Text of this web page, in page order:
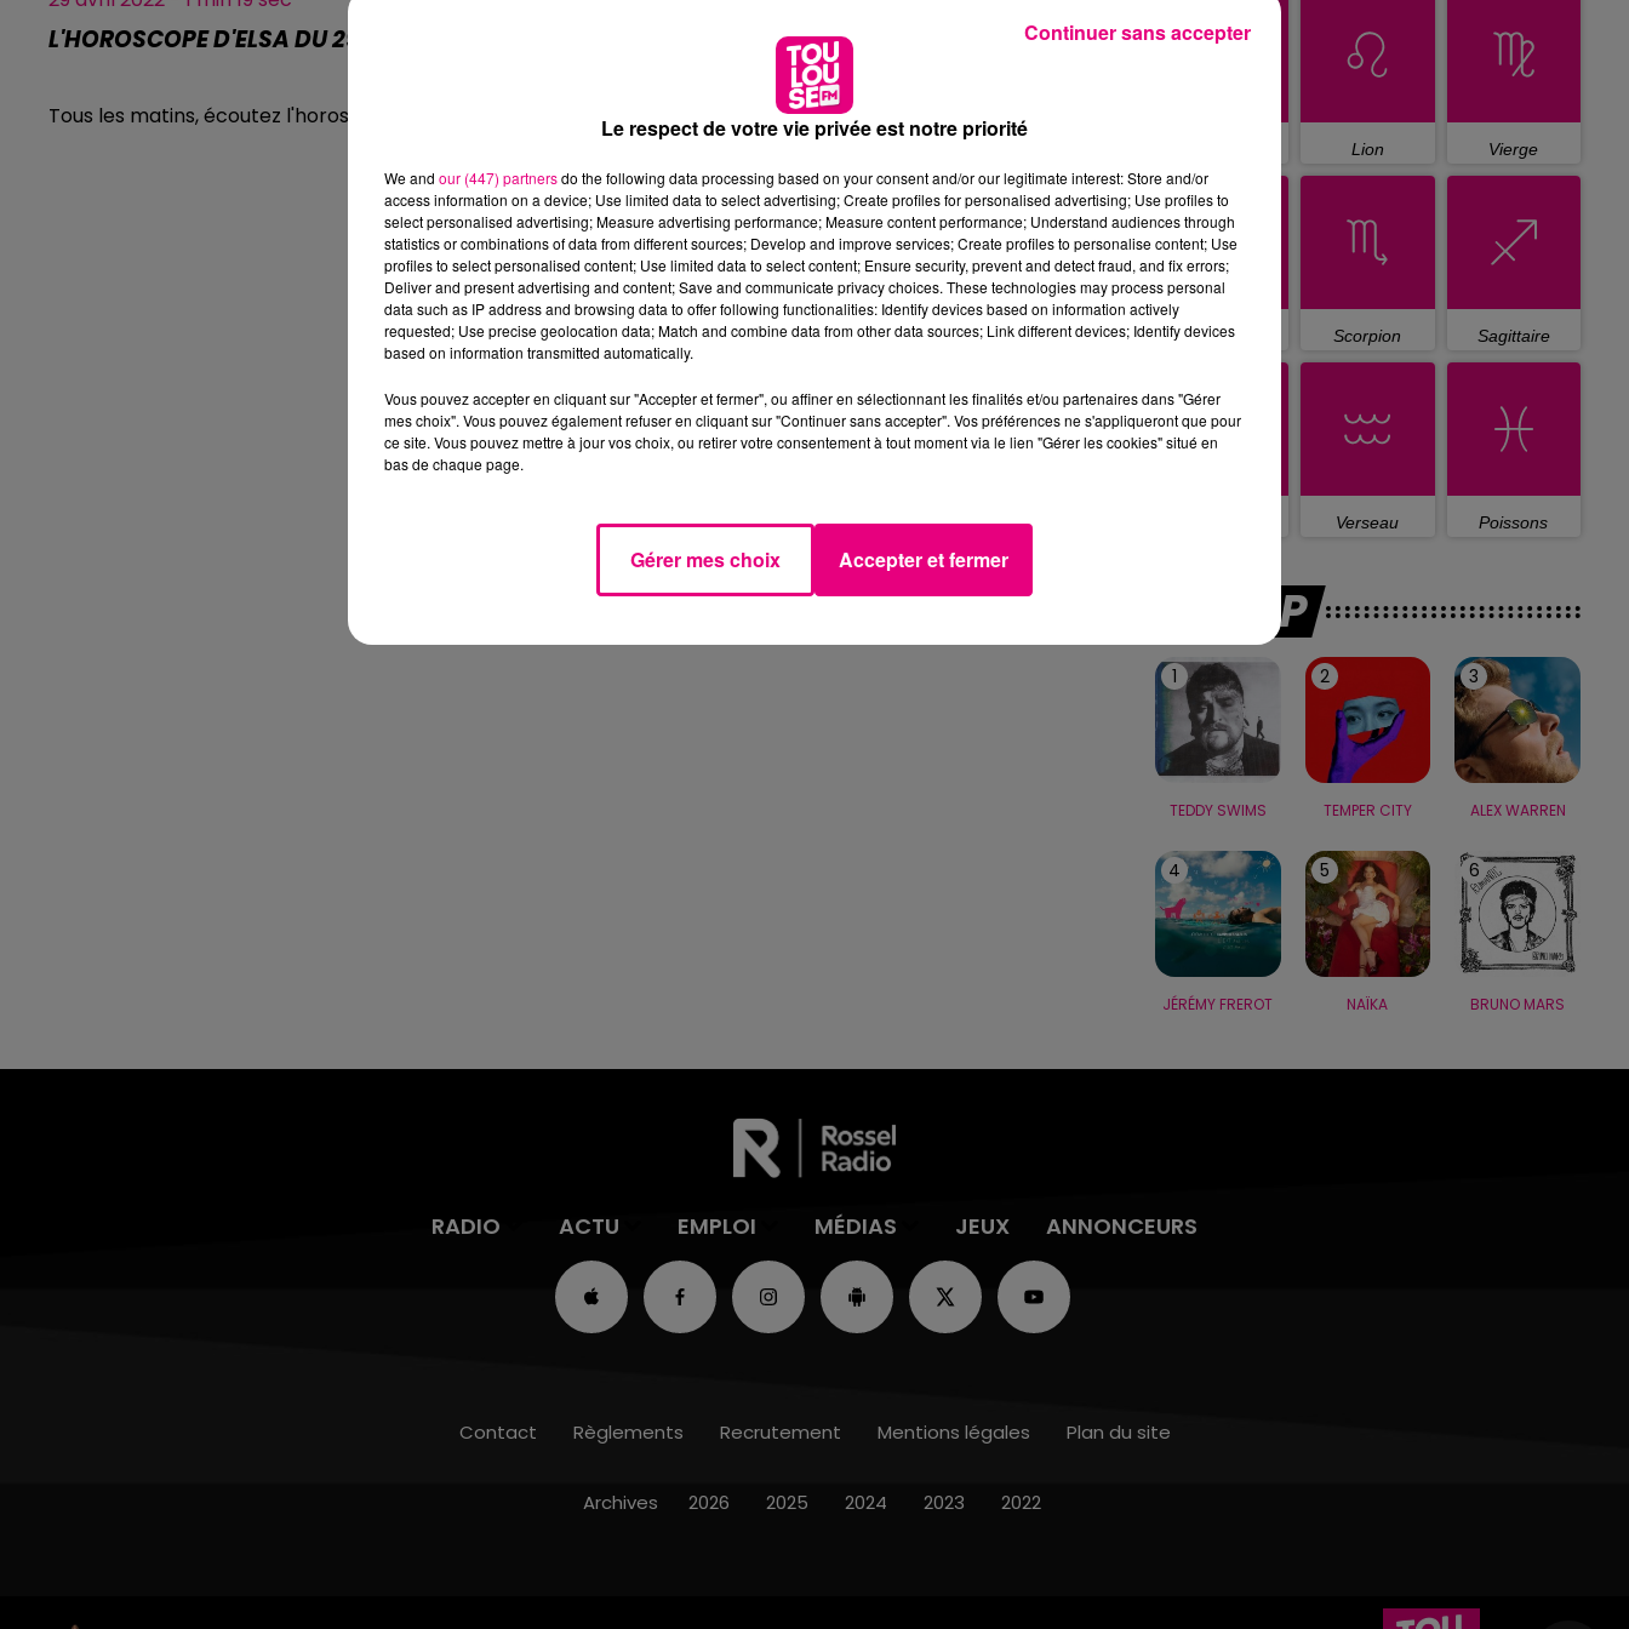
L'HOROSCOPE D'ELSA DU 29.04.2022
Tous les matins, écoutez l'horoscope d'Elsa.
Lion Vierge
Balance Scorpion Sagittaire
Verseau Poissons
LE TOP
1
TEDDY SWIMS
2
TEMPER CITY
3
ALEX WARREN
4
JÉRÉMY FREROT
5
NAÏKA
6
BRUNO MARS
RADIO ACTU EMPLOI MÉDIAS JEUX ANNONCEURS
Contact Règlements Recrutement Mentions légales Plan du site
Archives 2026 2025 2024 2023 2022
Le respect de votre vie privée est notre priorité
We and our (447) partnersdo the following data processing based on your consent and/or our legitimate interest: Store and/or
access information on a device; Use limited data to select advertising; Create profiles for personalised advertising; Use profiles to
select personalised advertising; Measure advertising performance; Measure content performance; Understand audiences through
statistics or combinations of data from different sources; Develop and improve services; Create profiles to personalise content; Use
profiles to select personalised content; Use limited data to select content; Ensure security, prevent and detect fraud, and fix errors;
Deliver and present advertising and content; Save and communicate privacy choices. These technologies may process personal
data such as IP address and browsing data to offer following functionalities: Identify devices based on information actively
requested; Use precise geolocation data; Match and combine data from other data sources; Link different devices; Identify devices
based on information transmitted automatically.
Vous pouvez accepter en cliquant sur "Accepter et fermer", ou affiner en sélectionnant les finalités et/ou partenaires dans "Gérer
mes choix". Vous pouvez également refuser en cliquant sur "Continuer sans accepter". Vos préférences ne s'appliqueront que pour
ce site. Vous pouvez mettre à jour vos choix, ou retirer votre consentement à tout moment via le lien "Gérer les cookies" situé en
bas de chaque page.
Gérer mes choix Accepter et fermer
Continuer sans accepter